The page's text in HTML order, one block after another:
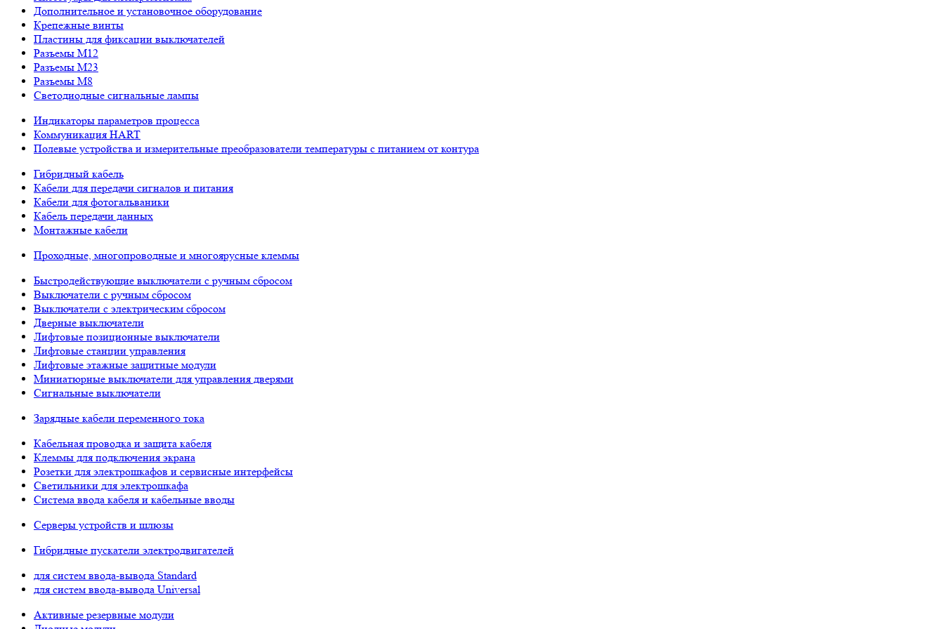
Дополнительное и установочное оборудование
Крепежные винты
Пластины для фиксации выключателей
Разъемы M12
Разъемы M23
Разъемы M8
Светодиодные сигнальные лампы
Индикаторы параметров процесса
Коммуникация HART
Полевые устройства и измерительные преобразователи температуры с питанием от контура
Гибридный кабель
Кабели для передачи сигналов и питания
Кабели для фотогальваники
Кабель передачи данных
Монтажные кабели
Проходные, многопроводные и многоярусные клеммы
Быстродействующие выключатели с ручным сбросом
Выключатели с ручным сбросом
Выключатели с электрическим сбросом
Дверные выключатели
Лифтовые позиционные выключатели
Лифтовые станции управления
Лифтовые этажные защитные модули
Миниатюрные выключатели для управления дверями
Сигнальные выключатели
Зарядные кабели переменного тока
Кабельная проводка и защита кабеля
Клеммы для подключения экрана
Розетки для электрошкафов и сервисные интерфейсы
Светильники для электрошкафа
Система ввода кабеля и кабельные вводы
Серверы устройств и шлюзы
Гибридные пускатели электродвигателей
для систем ввода-вывода Standard
для систем ввода-вывода Universal
Активные резервные модули